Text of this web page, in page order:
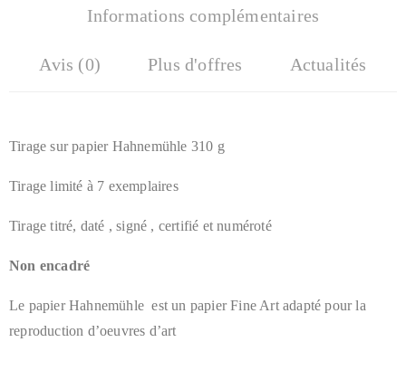
Informations complémentaires
Avis (0) Plus d'offres Actualités
Tirage sur papier Hahnemühle 310 g
Tirage limité à 7 exemplaires
Tirage titré, daté , signé , certifié et numéroté
Non encadré
Le papier Hahnemühle est un papier Fine Art adapté pour la
reproduction d’oeuvres d’art